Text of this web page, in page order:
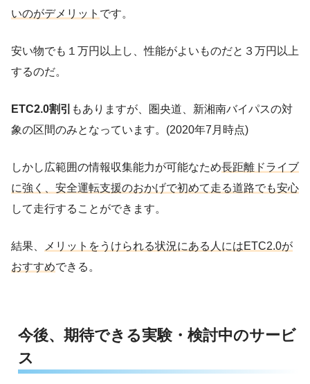
いのがデメリット です。
安い物でも１万円以上し、性能がよいものだと３万円以上
するのだ。
ETC2.0割引 もありますが、圏央道、新湘南バイパスの対
象の区間のみとなっています。(2020年7月時点)
しかし広範囲の情報収集能力が可能なため長距離ドライブ
に強く、安全運転支援のおかげで初めて走る道路でも安心
して走行することができます。
結果、
メリットをうけられる状況にある人にはETC2.0が
おすすめできる。
今後、期待できる実験・検討中のサービ
ス